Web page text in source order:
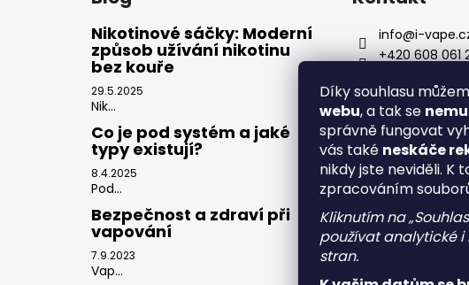
Díky souhlasu
webu, a tak se
správně fungovat
vás také neskáče
nikdy jste neviděli. K
zpracováním
Kliknutím na
používat analytické
stran.
Nikotinové sáčky: Moderní
způsob užívání nikotinu
bez kouře
29.5.2025
Nik...
Co je pod systém a jaké
typy existují?
8.4.2025
Pod...
Bezpečnost a zdraví při
vapování
7.9.2023
Vap...
info@i-
+420 608 061